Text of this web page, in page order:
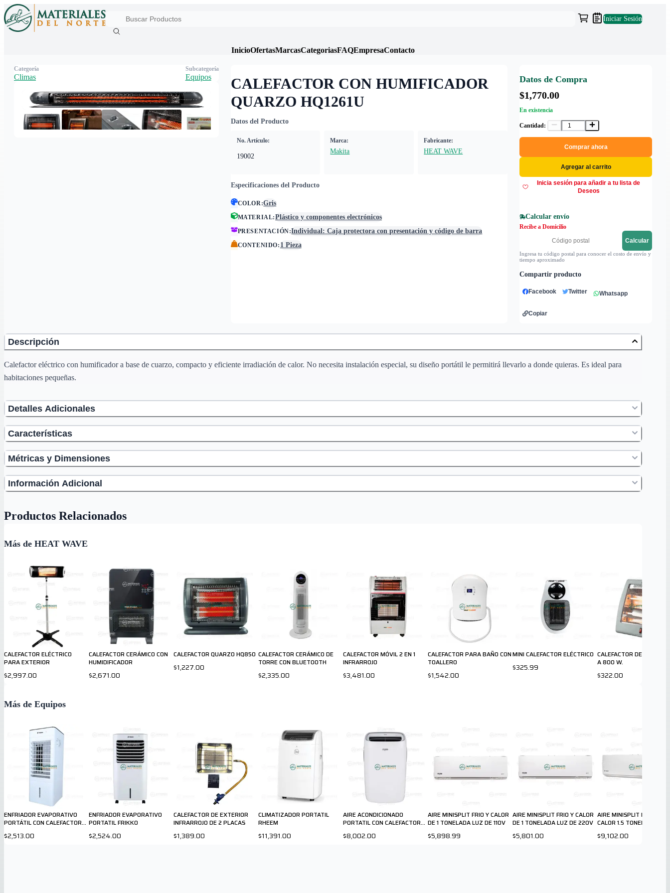
Iniciar Sesión
InicioOfertasMarcasCategoriasFAQEmpresaContacto
CALEFACTOR CON HUMIFICADOR
QUARZO HQ1261U
Datos del Producto
No. Artículo:
19002
Marca:
Makita
Fabricante:
HEAT WAVE
Especificaciones del Producto
COLOR:Gris
MATERIAL:Plástico y componentes electrónicos
PRESENTACIÓN:Individual: Caja protectora con presentación y código de barra
CONTENIDO: 1 Pieza
Datos de Compra
$1,770.00
En existencia
Cantidad:
Comprar ahora
Agregar al carrito
Inicia sesión para añadir a tu lista de
Deseos
Calcular envío
Recibe a Domicilio
Calcular
Ingresa tu código postal para conocer el costo de envío y
tiempo aproximado
Compartir producto
Facebook Twitter Whatsapp
Copiar
Categoría
Climas
Subcategoría
Equipos
Descripción
Calefactor eléctrico con humificador a base de cuarzo, compacto y eficiente irradiación de calor. No necesita instalación especial, su diseño portátil le permitirá llevarlo a donde quieras. Es ideal para
habitaciones pequeñas.
Detalles Adicionales
Características
Métricas y Dimensiones
Información Adicional
Productos Relacionados
Más de HEAT WAVE
CALEFACTOR ELÉCTRICO
PARA EXTERIOR
$2,997.00
CALEFACTOR CERÁMICO CON
HUMIDIFICADOR
$2,671.00
CALEFACTOR QUARZO HQ850
$1,227.00
CALEFACTOR CERÁMICO DE
TORRE CON BLUETOOTH
$2,335.00
CALEFACTOR MÓVIL 2 EN 1
INFRARROJO
$3,481.00
CALEFACTOR PARA BAÑO CON
TOALLERO
$1,542.00
MINI CALEFACTOR ELÉCTRICO
$325.99
CALEFACTOR DE
A 800 W.
$322.00
Más de Equipos
ENFRIADOR EVAPORATIVO
PORTÁTIL CON CALEFACTOR
$2,513.00
ENFRIADOR EVAPORATIVO
PORTATIL FRIKKO
$2,524.00
CALEFACTOR DE EXTERIOR
INFRARROJO DE 2 PLACAS
$1,389.00
CLIMATIZADOR PORTATIL
RHEEM
$11,391.00
AIRE ACONDICIONADO
PORTATIL CON CALEFACTOR
$8,002.00
AIRE MINISPLIT FRIO Y CALOR
DE 1 TONELADA LUZ DE 110V
$5,898.99
AIRE MINISPLIT FRIO Y CALOR
DE 1 TONELADA LUZ DE 220V
$5,801.00
AIRE MINISPLIT FRIO
$9,102.00